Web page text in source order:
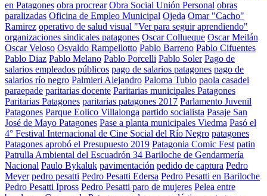
en Patagones obra procrear Obra Social Unión Personal obras
paralizadas Oficina de Empleo Municipal Ojeda Omar "Cacho"
Ramirez operativo de salud visual "Ver para seguir aprendiendo"
organizaciones sindicales patagones Oscar Collueque Oscar Meilán
Oscar Veloso Osvaldo Rampellotto Pablo Barreno Pablo Cifuentes
Pablo Diaz Pablo Melano Pablo Porcelli Pablo Soler Pago de
salarios empleados públicos pago de salarios patagones pago de
salarios río negro Palmieri Alejandro Paloma Tubio paola casadei
paraepade paritarias docente Paritarias municipales Patagones
Paritarias Patagones paritarias patagones 2017 Parlamento Juvenil
Patagones Parque Eolico Villalonga partido socialista Pasaje San
José de Mayo Patagones Pase a planta municipales Viedma Pasó el
4° Festival Internacional de Cine Social del Río Negro patagones
Patagones aprobó el Presupuesto 2019 Patagonia Comic Fest patin
Patrulla Ambiental del Escuadrón 34 Bariloche de Gendarmería
Nacional Paulo Bykaluk pavimentación pedido de captura Pedro
Meyer pedro pesatti Pedro Pesatti Edersa Pedro Pesatti en Bariloche
Pedro Pesatti Ipross Pedro Pesatti paro de mujeres Pelea entre